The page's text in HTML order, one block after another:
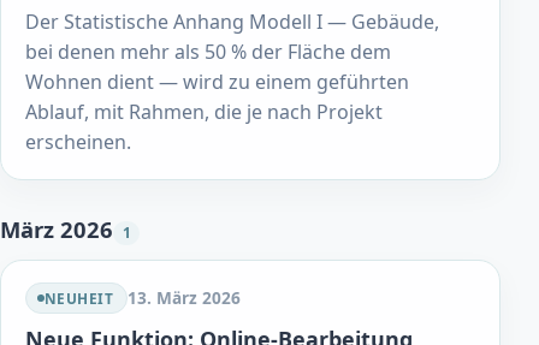
Der Statistische Anhang Modell I — Gebäude,
bei denen mehr als 50 % der Fläche dem
Wohnen dient — wird zu einem geführten
Ablauf, mit Rahmen, die je nach Projekt
erscheinen.
März 2026 1
NEUHEIT 13. März 2026
Neue Funktion: Online-Bearbeitung